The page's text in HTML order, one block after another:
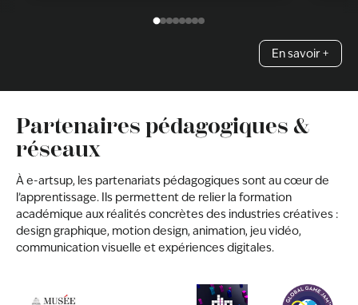
En savoir +
Partenaires pédagogiques &
réseaux
À e-artsup, les partenariats pédagogiques sont au cœur de
l’apprentissage. Ils permettent de relier la formation
académique aux réalités concrètes des industries créatives :
design graphique, motion design, animation, jeu vidéo,
communication visuelle et expériences digitales.